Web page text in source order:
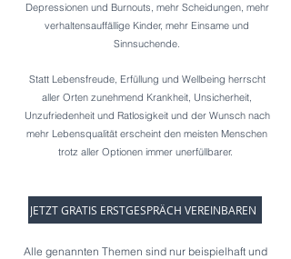
Depressionen und Burnouts, mehr Scheidungen, mehr
verhaltensauffällige Kinder, mehr Einsame und
Sinnsuchende.
Statt Lebensfreude, Erfüllung und Wellbeing herrscht
aller Orten zunehmend Krankheit, Unsicherheit,
Unzufriedenheit und Ratlosigkeit und der Wunsch nach
mehr Lebensqualität erscheint den meisten Menschen
trotz aller Optionen immer unerfüllbarer.
JETZT GRATIS ERSTGESPRÄCH VEREINBAREN
Alle genannten Themen sind nur beispielhaft und